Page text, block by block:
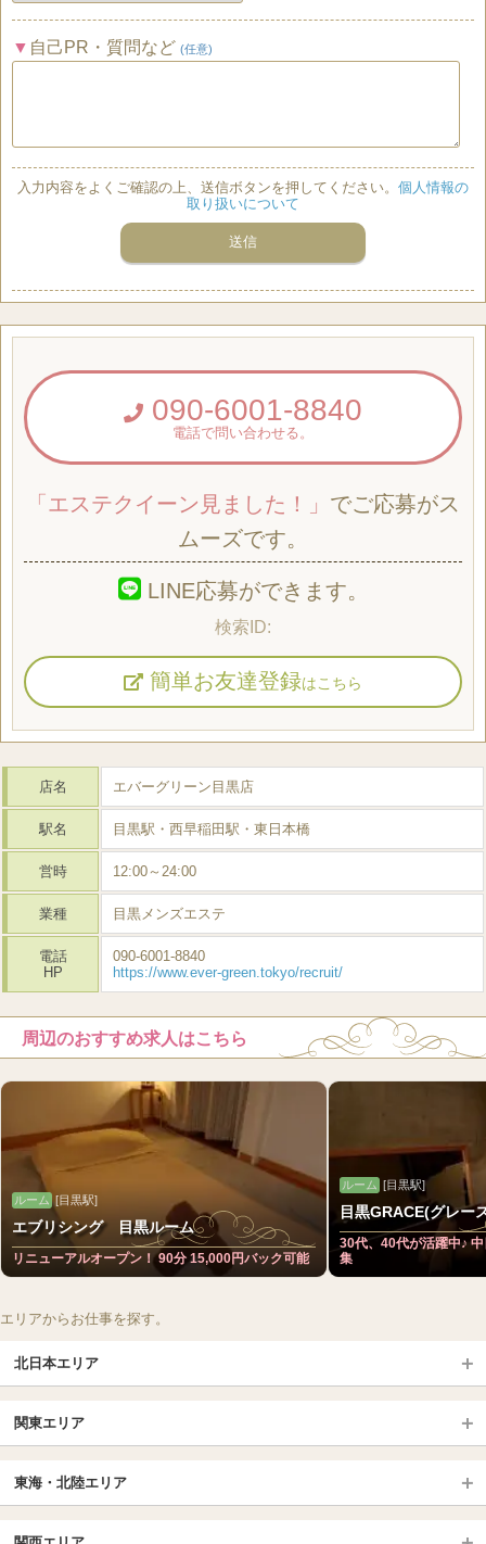
自己PR・質問など (任意)
入力内容をよくご確認の上、送信ボタンを押してください。 個人情報の
取り扱いについて
090-6001-8840
電話で問い合わせる。
「エステクイーン見ました！」 でご応募がス
ムーズです。
LINE応募ができます。
簡単お友達登録はこちら
店名 エバーグリーン目黒店
駅名 目黒駅・西早稲田駅・東日本橋
営時 12:00～24:00
業種 目黒メンズエステ
電話
HP
090-6001-8840
https://www.ever-green.tokyo/recruit/
周辺のおすすめ求人はこちら
ルーム [目黒駅]
エブリシング 目黒ルーム
リニューアルオープン！ 90分 15,000円バック可能
ルーム [目黒駅]
目黒GRACE(グレー
30代、40代が活躍中♪
集
エリアからお仕事を探す。
北日本エリア
北海道（札幌・旭川・函館）
青森
岩手 (盛岡・北上)
福島 (いわき・郡山)
山形
関東エリア
大宮・浦和・川口
越谷・春日部
東海・北陸エリア